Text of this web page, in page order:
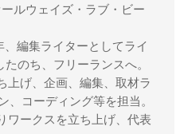
ルウェイズ・ラブ・ビー
編集ライターとしてライ
のち、フリーランスへ。
上げ、企画、編集、取材ラ
、コーディング等を担当。
ワークスを立ち上げ、代表